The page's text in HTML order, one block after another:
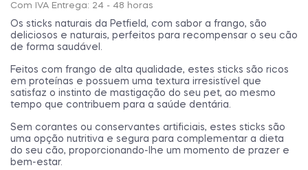
Com IVA Entrega: 24 - 48 horas
Os sticks naturais da Petfield, com sabor a frango, são
deliciosos e naturais, perfeitos para recompensar o seu cão
de forma saudável.
Feitos com frango de alta qualidade, estes sticks são ricos
em proteínas e possuem uma textura irresistível que
satisfaz o instinto de mastigação do seu pet, ao mesmo
tempo que contribuem para a saúde dentária.
Sem corantes ou conservantes artificiais, estes sticks são
uma opção nutritiva e segura para complementar a dieta
do seu cão, proporcionando-lhe um momento de prazer e
bem-estar.